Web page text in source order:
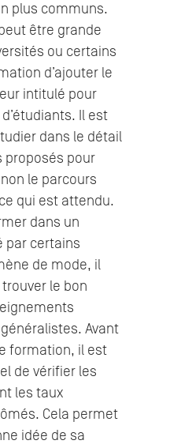
plus communs.
être grande
ou certains
d’ajouter le
intitulé pour
Il est
dans le détail
proposés pour
le parcours
qui est attendu.
dans un
par certains
de mode, il
le bon
Avant
formation, il est
de vérifier les
les taux
Cela permet
idée de sa